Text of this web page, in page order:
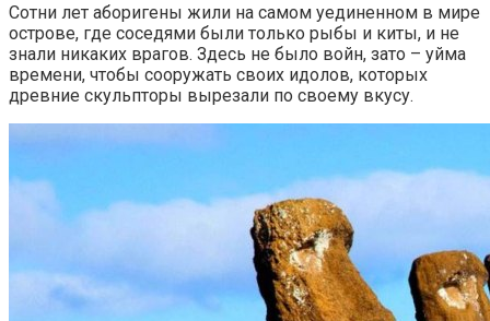
Сотни лет аборигены жили на самом уединенном в мире
острове, где соседями были только рыбы и киты, и не
знали никаких врагов. Здесь не было войн, зато – уйма
времени, чтобы сооружать своих идолов, которых
древние скульпторы вырезали по своему вкусу.